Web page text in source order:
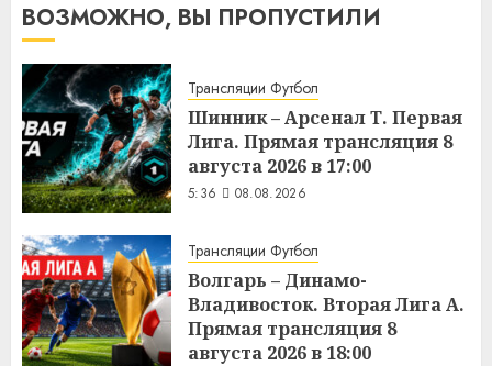
ВОЗМОЖНО, ВЫ ПРОПУСТИЛИ
Трансляции Футбол
Шинник – Арсенал Т. Первая
Лига. Прямая трансляция 8
августа 2026 в 17:00
5:36 08.08.2026
Трансляции Футбол
Волгарь – Динамо-
Владивосток. Вторая Лига А.
Прямая трансляция 8
августа 2026 в 18:00